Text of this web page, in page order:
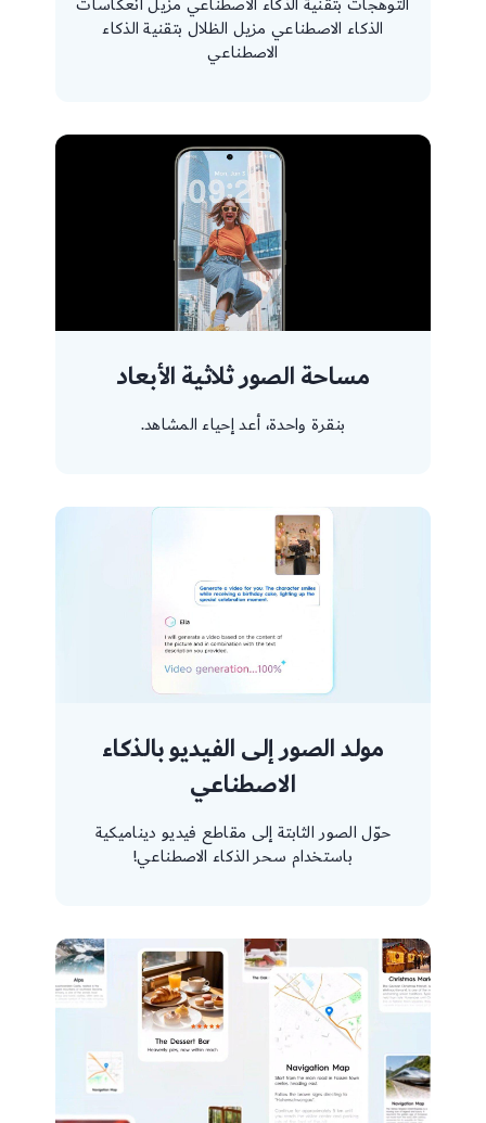
التوهجات بتقنية الذكاء الاصطناعي مزيل انعكاسات
الذكاء الاصطناعي مزيل الظلال بتقنية الذكاء
الاصطناعي
مساحة الصور ثلاثية الأبعاد
بنقرة واحدة، أعد إحياء المشاهد.
مولد الصور إلى الفيديو بالذكاء
الاصطناعي
حوّل الصور الثابتة إلى مقاطع فيديو ديناميكية
باستخدام سحر الذكاء الاصطناعي!